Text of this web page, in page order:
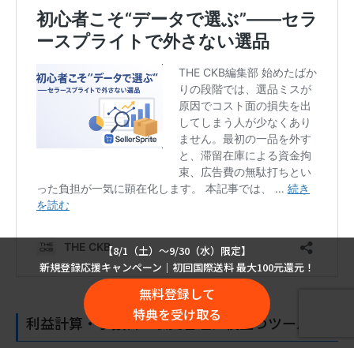
利益計算・手数料・収支管理に役立つツール
【8/1（土）〜9/30（水）限定】
新規登録応援キャンペーン｜初回国際送料 最大100元還元！
無料登録して
特典を受け取る